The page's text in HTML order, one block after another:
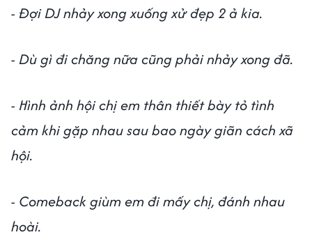
- Đợi DJ nhảy xong xuống xử đẹp 2 ả kia.
- Dù gì đi chăng nữa cũng phải nhảy xong đã.
- Hình ảnh hội chị em thân thiết bày tỏ tình
cảm khi gặp nhau sau bao ngày giãn cách xã
hội.
- Comeback giùm em đi mấy chị, đánh nhau
hoài.